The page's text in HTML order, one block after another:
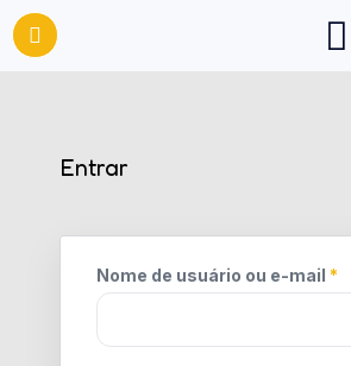
Entrar
Nome de usuário ou e-mail *